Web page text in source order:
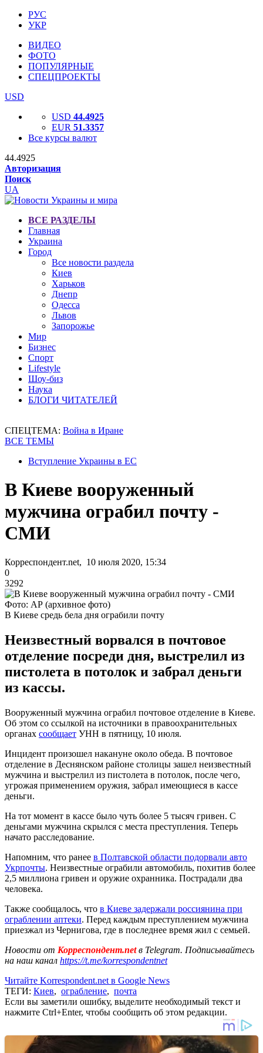
РУС
УКР
ВИДЕО
ФОТО
ПОПУЛЯРНЫЕ
СПЕЦПРОЕКТЫ
USD
USD 44.4925
EUR 51.3357
Все курсы валют
44.4925
Авторизация
Поиск
UA
ВСЕ РАЗДЕЛЫ
Главная
Украина
Город
Все новости раздела
Киев
Харьков
Днепр
Одесса
Львов
Запорожье
Мир
Бизнес
Спорт
Lifestyle
Шоу-биз
Наука
БЛОГИ ЧИТАТЕЛЕЙ
СПЕЦТЕМА: Война в Иране
ВСЕ ТЕМЫ
Вступление Украины в ЕС
В Киеве вооруженный
мужчина ограбил почту -
СМИ
Корреспондент.net, 10 июля 2020, 15:34
0
3292
Фото: АР (архивное фото)
В Киеве средь бела дня ограбили почту
Неизвестный ворвался в почтовое
отделение посреди дня, выстрелил из
пистолета в потолок и забрал деньги
из кассы.
Вооруженный мужчина ограбил почтовое отделение в Киеве.
Об этом со ссылкой на источники в правоохранительных
органах сообщает УНН в пятницу, 10 июля.
Инцидент произошел накануне около обеда. В почтовое
отделение в Деснянском районе столицы зашел неизвестный
мужчина и выстрелил из пистолета в потолок, после чего,
угрожая применением оружия, забрал имеющиеся в кассе
деньги.
На тот момент в кассе было чуть более 5 тысяч гривен. С
деньгами мужчина скрылся с места преступления. Теперь
начато расследование.
Напомним, что ранее в Полтавской области подорвали авто
Укрпочты. Неизвестные ограбили автомобиль, похитив более
2,5 миллиона гривен и оружие охранника. Пострадали два
человека.
Также сообщалось, что в Киеве задержали россиянина при
ограблении аптеки. Перед каждым преступлением мужчина
приезжал из Чернигова, где в последнее время жил с семьей.
Новости от Корреспондент.netв Telegram. Подписывайтесь
на наш канал https://t.me/korrespondentnet
Читайте Korrespondent.net в Google News
ТЕГИ: Киев, ограбление, почта
Если вы заметили ошибку, выделите необходимый текст и
нажмите Ctrl+Enter, чтобы сообщить об этом редакции.